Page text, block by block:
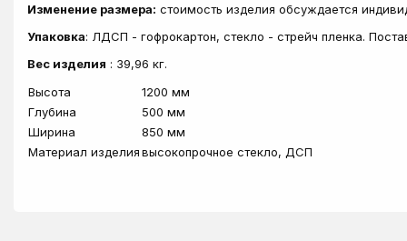
Изменение размера: стоимость изделия обсуждается
Упаковка: ЛДСП - гофрокартон, стекло - стрейч пленка.
Вес изделия : 39,96 кг.
Высота
1200 мм
Глубина
500 мм
Ширина
850 мм
Материал изделиявысокопрочное стекло, ДСП